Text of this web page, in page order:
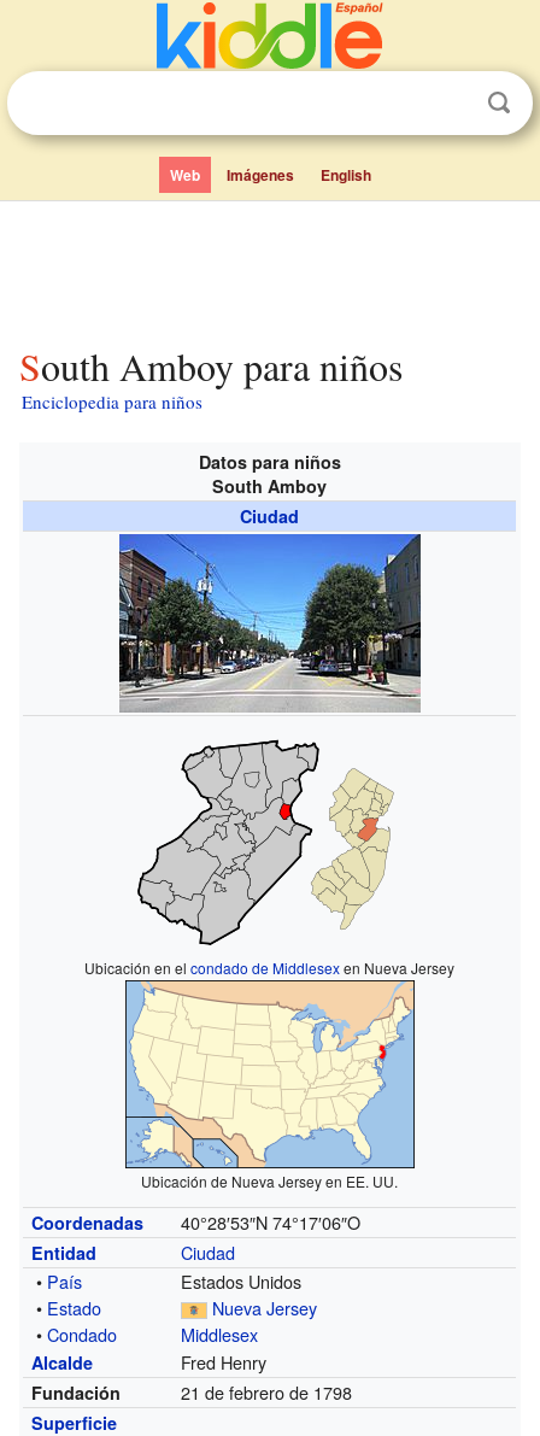
Web Imágenes English
South Amboy para niños
Enciclopedia para niños
Datos para niños
South Amboy
Ciudad
Ubicación en elcondado de Middlesexen Nueva Jersey
Ubicación de Nueva Jersey en EE. UU.
Coordenadas 40°28′53″N 74°17′06″O
Entidad
Ciudad
• País
Estados Unidos
• Estado
Nueva Jersey
•Condado Middlesex
Alcalde Fred Henry
Fundación 21 de febrero de 1798
Superficie